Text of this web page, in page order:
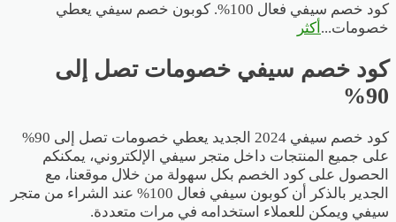
كود خصم سيفي فعال 100%. كوبون خصم سيفي يعطي
خصومات... أكثر
كود خصم سيفي خصومات تصل إلى
90%
كود خصم سيفي 2024 الجديد يعطي خصومات تصل إلى 90%
على جميع المنتجات داخل متجر سيفي الإلكتروني، يمكنكم
الحصول على كود الخصم بكل سهولة من خلال موقعنا، مع
الجدير بالذكر أن كوبون سيفي فعال 100% عند الشراء من متجر
سيفي ويمكن للعملاء استخدامه في مرات متعددة.